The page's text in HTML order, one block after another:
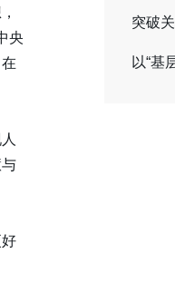
央
突破
以“基